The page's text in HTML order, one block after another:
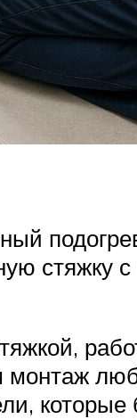
стяжку
монтаж
которые